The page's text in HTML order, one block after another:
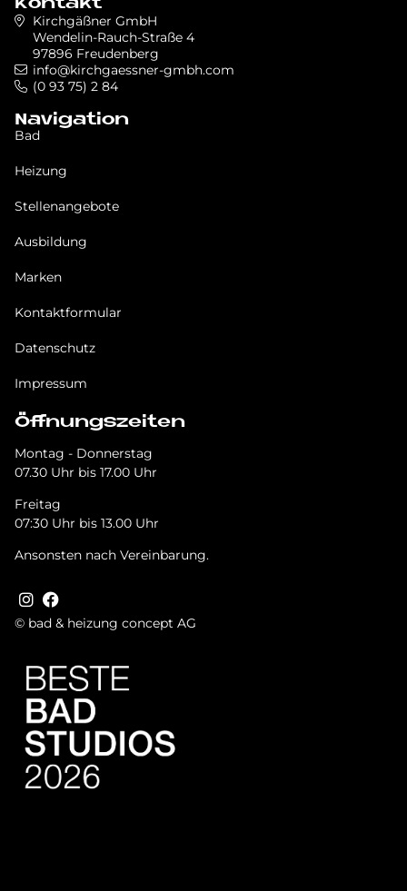
© bad & heizung concept AG
Kontakt
Kirchgäßner GmbH
Wendelin-Rauch-Straße 4
97896 Freudenberg
info@kirchgaessner-gmbh.com
(0 93 75) 2 84
Navigation
Bad
Heizung
Stellenangebote
Ausbildung
Marken
Kontaktformular
Datenschutz
Impressum
Öffnungszeiten
Montag - Donnerstag
07.30 Uhr bis 17.00 Uhr
Freitag
07:30 Uhr bis 13.00 Uhr
Ansonsten nach Vereinbarung.